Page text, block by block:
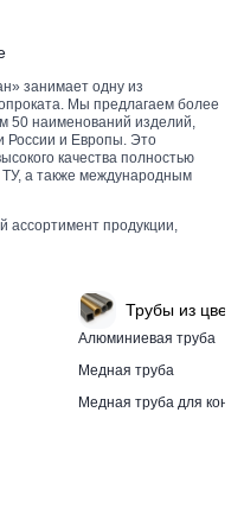
занимает одну из
Мы предлагаем более
50 наименований изделий,
России и Европы. Это
качества полностью
а также международным
ассортимент продукции,
Трубы из
Алюминиевая труба
Медная труба
Медная труба для